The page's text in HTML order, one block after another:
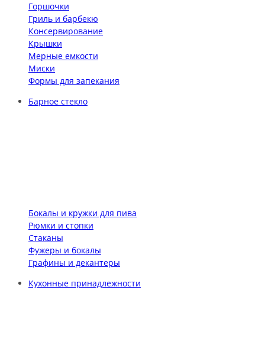
Горшочки
Гриль и барбекю
Консервирование
Крышки
Мерные емкости
Миски
Формы для запекания
Барное стекло
Бокалы и кружки для пива
Рюмки и стопки
Стаканы
Фужеры и бокалы
Графины и декантеры
Кухонные принадлежности